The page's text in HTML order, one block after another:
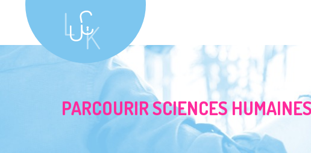
PARCOURIR SCIENCES